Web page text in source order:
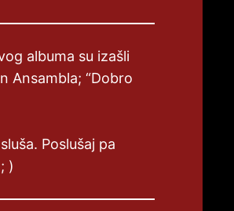
albuma su izašli
Ansambla; “Dobro
Poslušaj pa
)